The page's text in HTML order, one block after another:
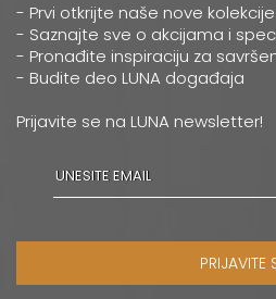
- Prvi otkrijte naše nove kolekcije
- Saznajte sve o akcijama i
- Pronađite inspiraciju za
- Budite deo LUNA događaja
Prijavite se na LUNA newsletter!
PRIJAVITE